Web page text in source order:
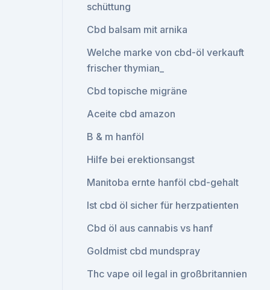
schüttung
Cbd balsam mit arnika
Welche marke von cbd-öl verkauft
frischer thymian_
Cbd topische migräne
Aceite cbd amazon
B & m hanföl
Hilfe bei erektionsangst
Manitoba ernte hanföl cbd-gehalt
Ist cbd öl sicher für herzpatienten
Cbd öl aus cannabis vs hanf
Goldmist cbd mundspray
Thc vape oil legal in großbritannien